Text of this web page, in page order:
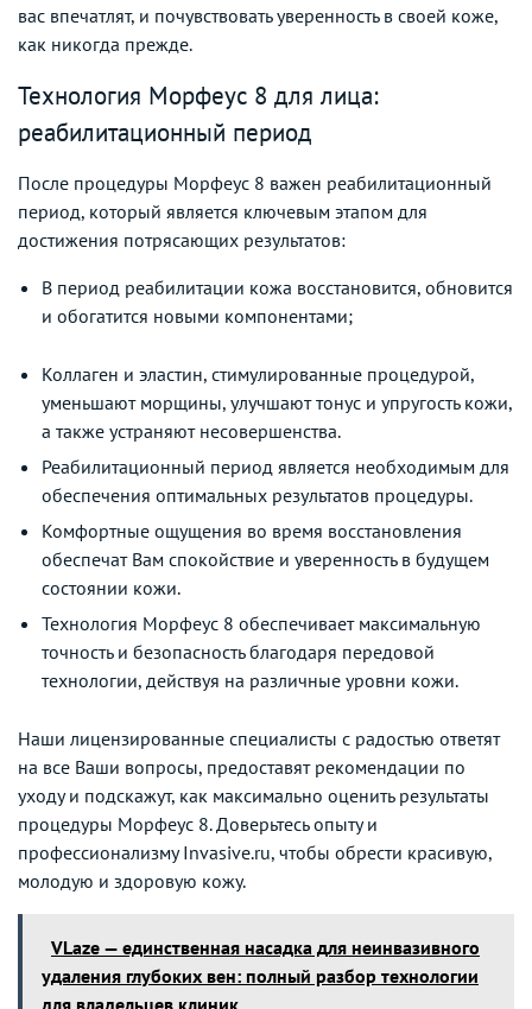
вас впечатлят, и почувствовать уверенность в своей коже,
как никогда прежде.
Технология Морфеус 8 для лица:
реабилитационный период
После процедуры Морфеус 8 важен реабилитационный
период, который является ключевым этапом для
достижения потрясающих результатов:
В период реабилитации кожа восстановится, обновится
и обогатится новыми компонентами;
Коллаген и эластин, стимулированные процедурой,
уменьшают морщины, улучшают тонус и упругость кожи,
а также устраняют несовершенства.
Реабилитационный период является необходимым для
обеспечения оптимальных результатов процедуры.
Комфортные ощущения во время восстановления
обеспечат Вам спокойствие и уверенность в будущем
состоянии кожи.
Технология Морфеус 8 обеспечивает максимальную
точность и безопасность благодаря передовой
технологии, действуя на различные уровни кожи.
Наши лицензированные специалисты с радостью ответят
на все Ваши вопросы, предоставят рекомендации по
уходу и подскажут, как максимально оценить результаты
процедуры Морфеус 8. Доверьтесь опыту и
профессионализму Invasive.ru, чтобы обрести красивую,
молодую и здоровую кожу.
VLaze — единственная насадка для неинвазивного
удаления глубоких вен: полный разбор технологии
для владельцев клиник